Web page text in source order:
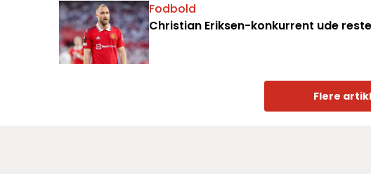
Fodbold
Christian Eriksen-konkurrent ude
Flere